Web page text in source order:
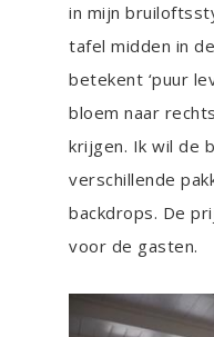
in mijn
tafel midden in
betekent ‘puur
bloem naar
krijgen. Ik wil de
verschillende
backdrops. De
voor de gasten.